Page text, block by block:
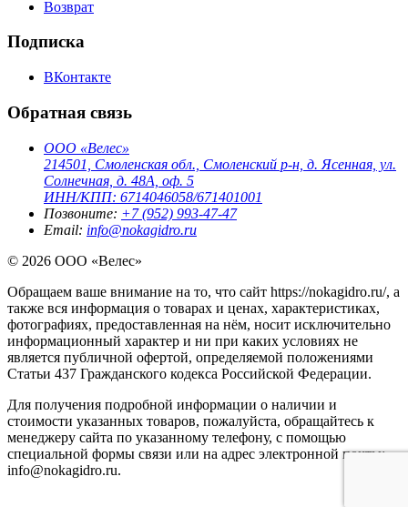
Возврат
Подписка
ВКонтакте
Обратная связь
ООО «Велес»
214501, Смоленская обл., Смоленский р-н, д. Ясенная, ул.
Солнечная, д. 48А, оф. 5
ИНН/КПП: 6714046058/671401001
Позвоните: +7 (952) 993-47-47
Email: info@nokagidro.ru
© 2026 ООО «Велес»
Обращаем ваше внимание на то, что сайт https://nokagidro.ru/, а
также вся информация о товарах и ценах, характеристиках,
фотографиях, предоставленная на нём, носит исключительно
информационный характер и ни при каких условиях не
является публичной офертой, определяемой положениями
Статьи 437 Гражданского кодекса Российской Федерации.
Для получения подробной информации о наличии и
стоимости указанных товаров, пожалуйста, обращайтесь к
менеджеру сайта по указанному телефону, с помощью
специальной формы связи или на адрес электронной почты:
info@nokagidro.ru.